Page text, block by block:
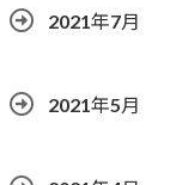
2021年7月
2021年5月